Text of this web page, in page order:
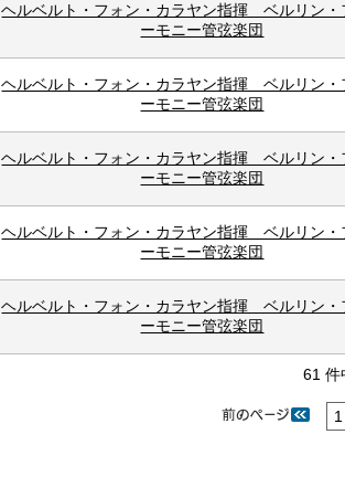
ヘルベルト・フォン・カラヤン指揮 ベルリン・
ーモニー管弦楽団
ヘルベルト・フォン・カラヤン指揮 ベルリン・
ーモニー管弦楽団
ヘルベルト・フォン・カラヤン指揮 ベルリン・
ーモニー管弦楽団
ヘルベルト・フォン・カラヤン指揮 ベルリン・
ーモニー管弦楽団
ヘルベルト・フォン・カラヤン指揮 ベルリン・
ーモニー管弦楽団
61 件
1